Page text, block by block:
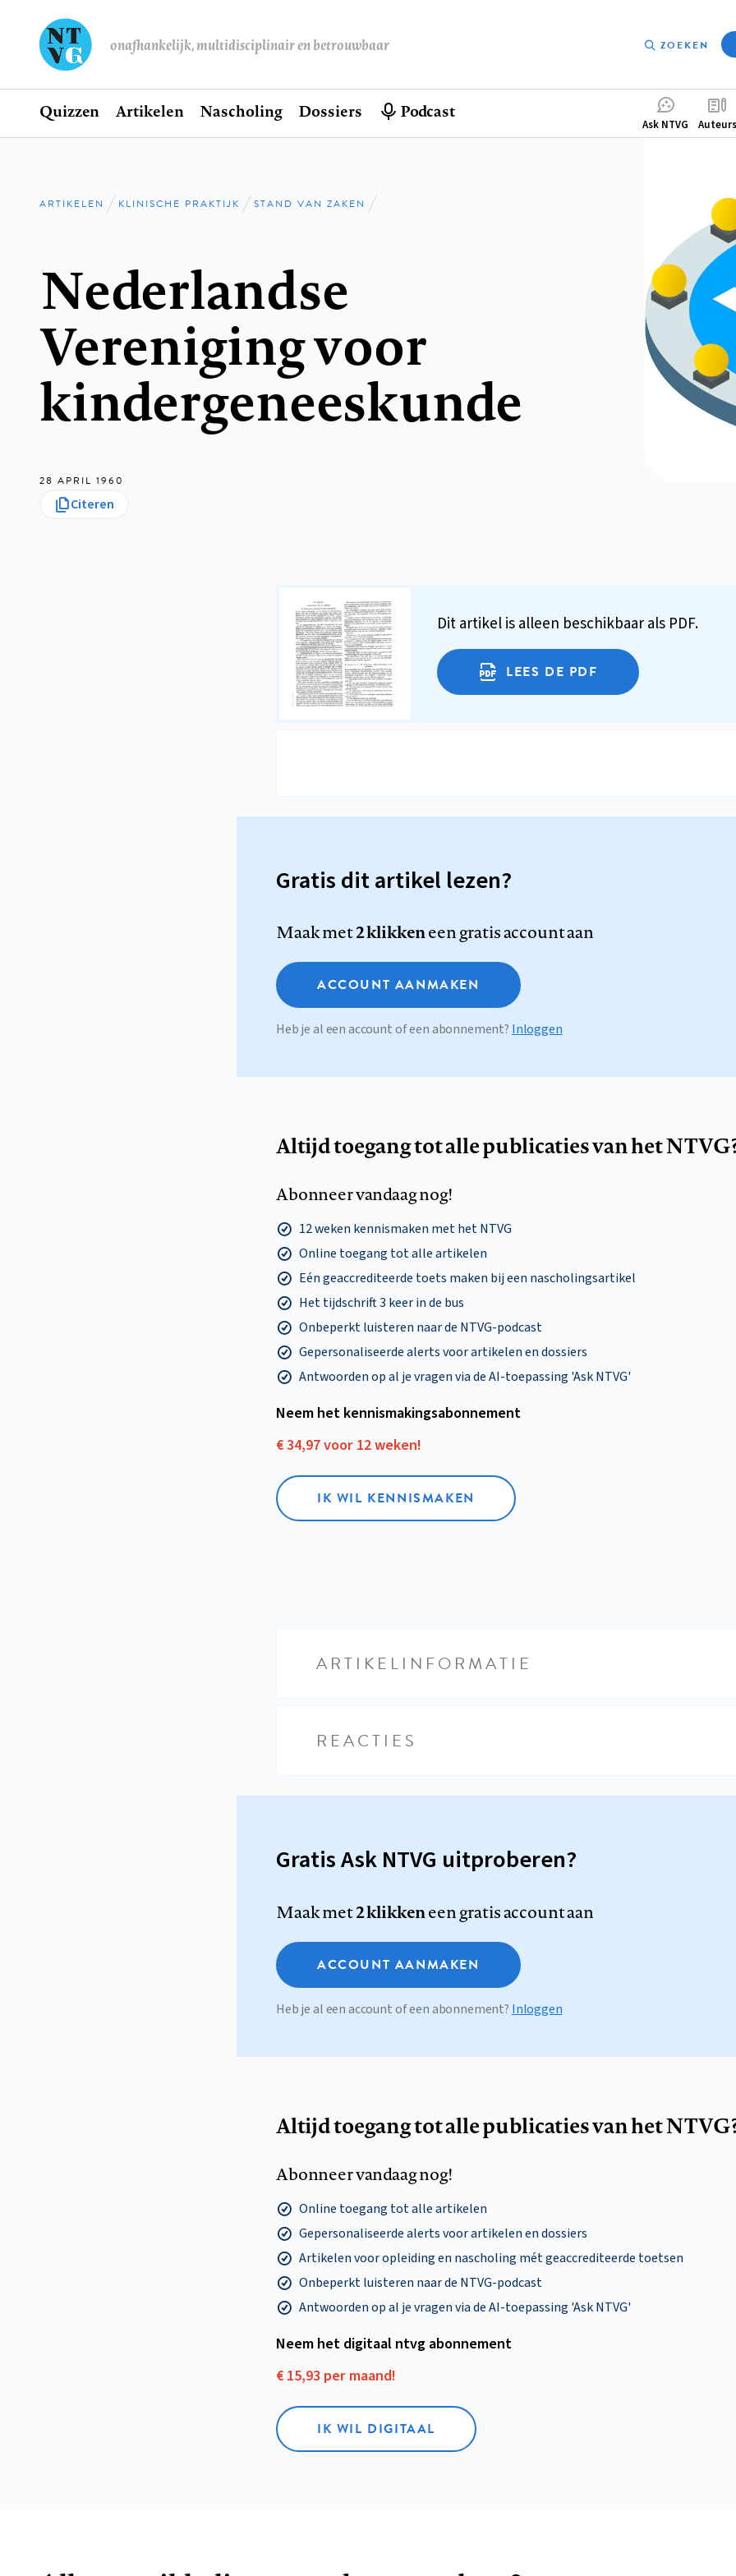
onafhankelijk, multidisciplinair en betrouwbaar ZOEKEN
Hoofdnavigatie
Home
Quizzen Artikelen Nascholing Dossiers Podcast
Ask NTVG Auteurs
Kruimelpad
ARTIKELEN KLINISCHE PRAKTIJK STAND VAN ZAKEN
Nederlandse
Vereniging voor
kindergeneeskunde
28 APRIL 1960
Citeren
Dit artikel is alleen beschikbaar als PDF.
LEES DE PDF
Gratis dit artikel lezen?
Maak met2 klikkeneen gratis account aan
ACCOUNT AANMAKEN
Heb je al een account of een abonnement? Inloggen
Altijd toegang tot alle publicaties van het
Abonneer vandaag nog!
12 weken kennismaken met het NTVG
Online toegang tot alle artikelen
Eén geaccrediteerde toets maken bij een nascholingsartikel
Het tijdschrift 3 keer in de bus
Onbeperkt luisteren naar de NTVG-podcast
Gepersonaliseerde alerts voor artikelen en dossiers
Antwoorden op al je vragen via de AI-toepassing 'Ask NTVG'
Neem het kennismakings­abonnement
€ 34,97 voor 12 weken!
IK WIL KENNISMAKEN
ARTIKELINFORMATIE
REACTIES
Gratis Ask NTVG uitproberen?
Maak met2 klikkeneen gratis account aan
ACCOUNT AANMAKEN
Heb je al een account of een abonnement? Inloggen
Altijd toegang tot alle publicaties van het
Abonneer vandaag nog!
Online toegang tot alle artikelen
Gepersonaliseerde alerts voor artikelen en dossiers
Artikelen voor opleiding en nascholing mét geaccrediteerde toetsen
Onbeperkt luisteren naar de NTVG-podcast
Antwoorden op al je vragen via de AI-toepassing 'Ask NTVG'
Neem het digitaal ntvg abonnement
€ 15,93 per maand!
IK WIL DIGITAAL